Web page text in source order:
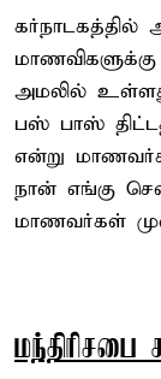
கர்நாடகத்தில்
அமலில்
பஸ் பாஸ்
என்று
நான் எங்கு
மாணவர்கள்
மந்திரிசபை